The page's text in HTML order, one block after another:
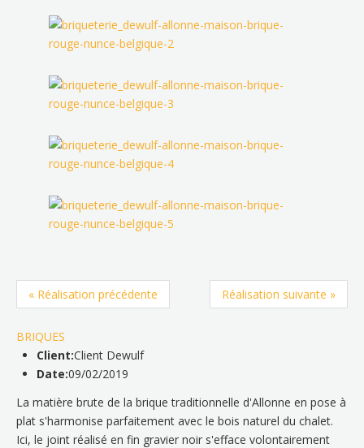
« Réalisation précédente Réalisation suivante »
BRIQUES
Client:Client Dewulf
Date:09/02/2019
La matière brute de la brique traditionnelle d'Allonne en pose à
plat s'harmonise parfaitement avec le bois naturel du chalet.
Ici, le joint réalisé en fin gravier noir s'efface volontairement